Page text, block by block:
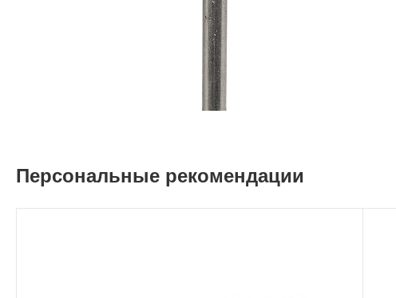
Персональные рекомендации